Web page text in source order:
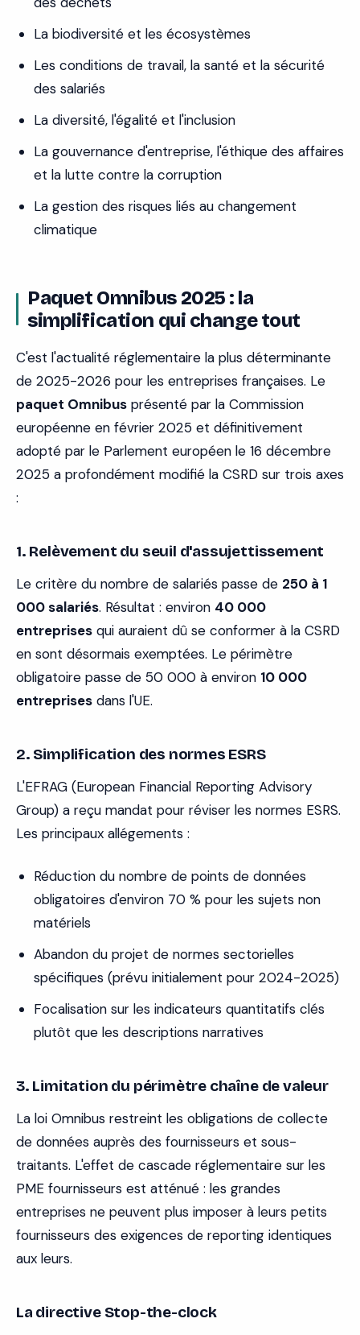
La biodiversité et les écosystèmes
Les conditions de travail, la santé et la sécurité
des salariés
La diversité, l'égalité et l'inclusion
La gouvernance d'entreprise, l'éthique des affaires
et la lutte contre la corruption
La gestion des risques liés au changement
climatique
Paquet Omnibus 2025 : la
simplification qui change tout
C'est l'actualité réglementaire la plus déterminante
de 2025-2026 pour les entreprises françaises. Le
paquet Omnibus présenté par la Commission
européenne en février 2025 et définitivement
adopté par le Parlement européen le 16 décembre
2025 a profondément modifié la CSRD sur trois axes
:
1. Relèvement du seuil d'assujettissement
Le critère du nombre de salariés passe de 250 à 1
000 salariés. Résultat : environ 40 000
entreprises qui auraient dû se conformer à la CSRD
en sont désormais exemptées. Le périmètre
obligatoire passe de 50 000 à environ 10 000
entreprises dans l'UE.
2. Simplification des normes ESRS
L'EFRAG (European Financial Reporting Advisory
Group) a reçu mandat pour réviser les normes ESRS.
Les principaux allégements :
Réduction du nombre de points de données
obligatoires d'environ 70 % pour les sujets non
matériels
Abandon du projet de normes sectorielles
spécifiques (prévu initialement pour 2024-2025)
Focalisation sur les indicateurs quantitatifs clés
plutôt que les descriptions narratives
3. Limitation du périmètre chaîne de valeur
La loi Omnibus restreint les obligations de collecte
de données auprès des fournisseurs et sous-
traitants. L'effet de cascade réglementaire sur les
PME fournisseurs est atténué : les grandes
entreprises ne peuvent plus imposer à leurs petits
fournisseurs des exigences de reporting identiques
aux leurs.
La directive Stop-the-clock